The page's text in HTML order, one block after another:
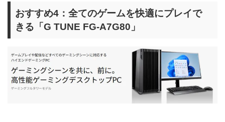
おすすめ4：全てのゲームを快適にプレイで
きる「G TUNE FG-A7G80」